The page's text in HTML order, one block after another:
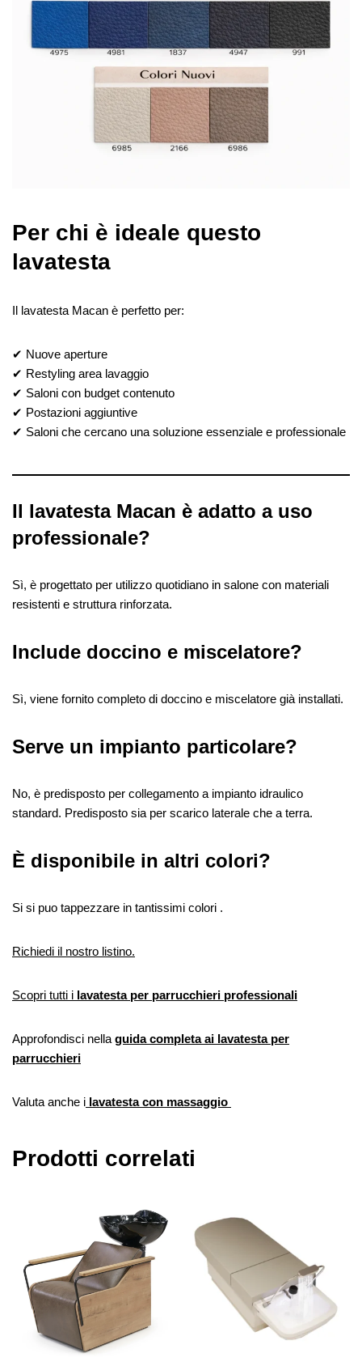
Per chi è ideale questo
lavatesta
Il lavatesta Macan è perfetto per:
✔ Nuove aperture
✔ Restyling area lavaggio
✔ Saloni con budget contenuto
✔ Postazioni aggiuntive
✔ Saloni che cercano una soluzione essenziale e professionale
Il lavatesta Macan è adatto a uso
professionale?
Sì, è progettato per utilizzo quotidiano in salone con materiali
resistenti e struttura rinforzata.
Include doccino e miscelatore?
Sì, viene fornito completo di doccino e miscelatore già installati.
Serve un impianto particolare?
No, è predisposto per collegamento a impianto idraulico
standard. Predisposto sia per scarico laterale che a terra.
È disponibile in altri colori?
Si si puo tappezzare in tantissimi colori .
Richiedi il nostro listino.
Scopri tutti i lavatesta per parrucchieri professionali
Approfondisci nella guida completa ai lavatesta per
parrucchieri
Valuta anche i lavatesta con massaggio
Prodotti correlati